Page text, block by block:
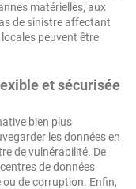
matérielles, aux
de sinistre affectant
peuvent être
et sécurisée
bien plus
les données en
de vulnérabilité. De
de données
ou de corruption. Enfin,